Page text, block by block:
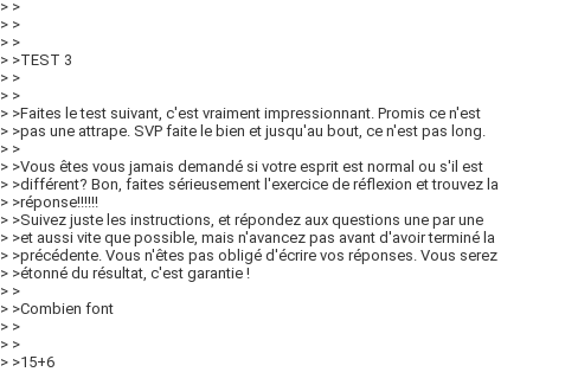
> >
> >
> >
> >TEST 3
> >
> >
> >Faites le test suivant, c'est vraiment impressionnant. Promis ce n'est
> >pas une attrape. SVP faite le bien et jusqu'au bout, ce n'est pas long.
> >
> >Vous êtes vous jamais demandé si votre esprit est normal ou s'il est
> >différent? Bon, faites sérieusement l'exercice de réflexion et trouvez la
> >réponse!!!!!!
> >Suivez juste les instructions, et répondez aux questions une par une
> >et aussi vite que possible, mais n'avancez pas avant d'avoir terminé la
> >précédente. Vous n'êtes pas obligé d'écrire vos réponses. Vous serez
> >étonné du résultat, c'est garantie !
> >
> >Combien font
> >
> >
> >15+6